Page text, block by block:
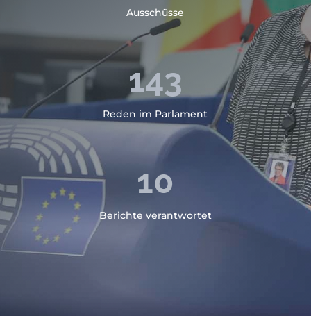
Ausschüsse
143
Reden im Parlament
10
Berichte verantwortet